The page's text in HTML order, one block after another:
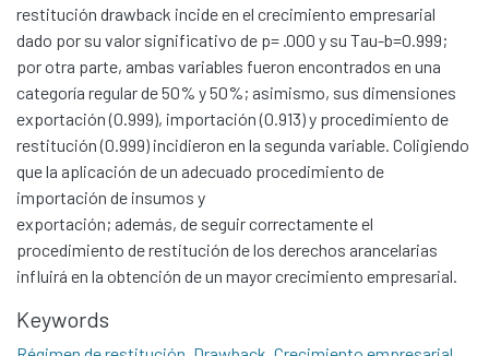
Communities & Collections
All of DSpace
restitución drawback incide en el crecimiento empresarial
dado por su valor significativo de p= .000 y su Tau-b=0.999;
por otra parte, ambas variables fueron encontrados en una
categoría regular de 50% y 50%; asimismo, sus dimensiones
exportación (0.999), importación (0.913) y procedimiento de
restitución (0.999) incidieron en la segunda variable. Coligiendo
que la aplicación de un adecuado procedimiento de
importación de insumos y
exportación; además, de seguir correctamente el
procedimiento de restitución de los derechos arancelarias
influirá en la obtención de un mayor crecimiento empresarial.
Keywords